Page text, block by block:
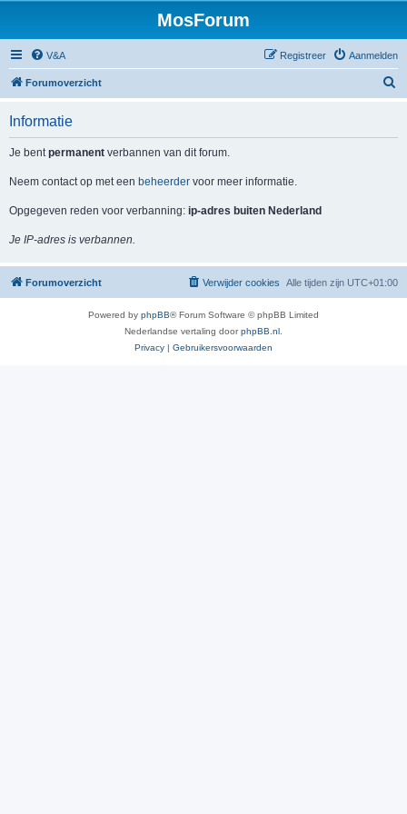
MosForum
V&A Aanmelden
Registreer
Forumoverzicht
Informatie
Je bentpermanent verbannen van dit forum.
Neem contact op met een beheerder voor meer informatie.
Opgegeven reden voor verbanning: ip-adres buiten Nederland
Je IP-adres is verbannen.
Forumoverzicht Alle tijden zijn UTC+01:00
Verwijder cookies
Powered by phpBB® Forum Software © phpBB Limited
Nederlandse vertaling doorphpBB.nl
Privacy | Gebruikersvoorwaarden